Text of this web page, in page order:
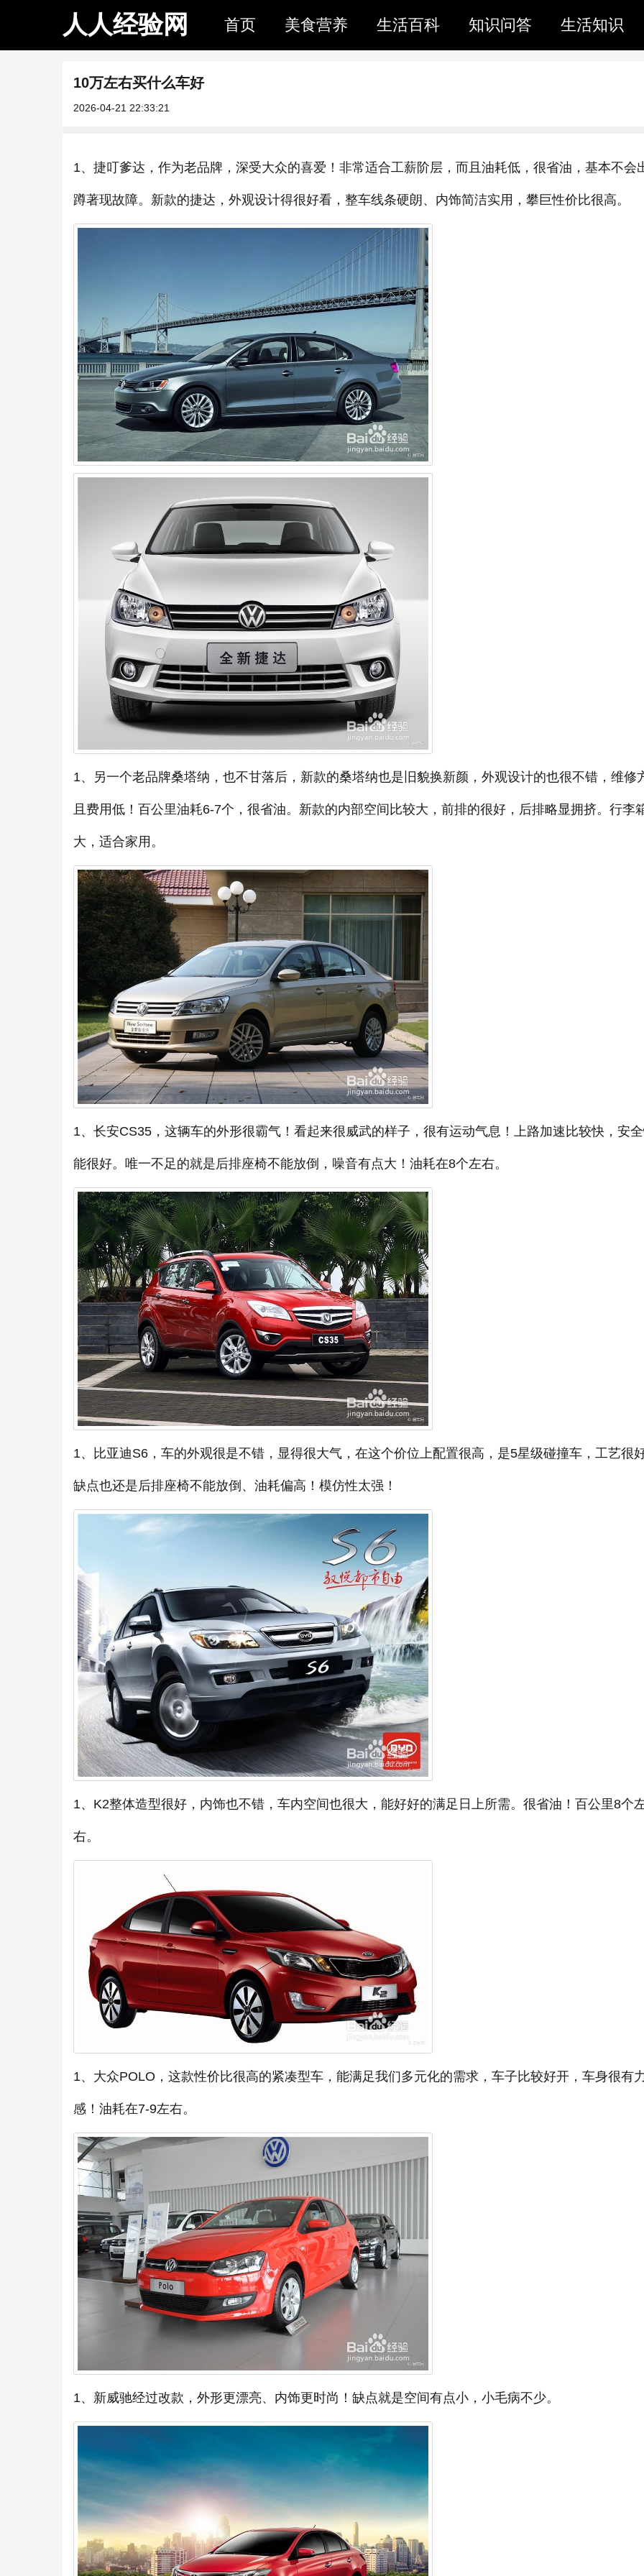
人人经验网 首页 美食营养 生活百科 知识问答 生活知识
10万左右买什么车好
2026-04-21 22:33:21
1、捷叮爹达，作为老品牌，深受大众的喜爱！非常适合工薪阶层，而且油耗低，很省油，基本不会
蹲著现故障。新款的捷达，外观设计得很好看，整车线条硬朗、内饰简洁实用，攀巨性价比很高。
1、另一个老品牌桑塔纳，也不甘落后，新款的桑塔纳也是旧貌换新颜，外观设计的也很不错，维修
且费用低！百公里油耗6-7个，很省油。新款的内部空间比较大，前排的很好，后排略显拥挤。行李
大，适合家用。
1、长安CS35，这辆车的外形很霸气！看起来很威武的样子，很有运动气息！上路加速比较快，安
能很好。唯一不足的就是后排座椅不能放倒，噪音有点大！油耗在8个左右。
1、比亚迪S6，车的外观很是不错，显得很大气，在这个价位上配置很高，是5星级碰撞车，工艺很
缺点也还是后排座椅不能放倒、油耗偏高！模仿性太强！
1、K2整体造型很好，内饰也不错，车内空间也很大，能好好的满足日上所需。很省油！百公里8个
右。
1、大众POLO，这款性价比很高的紧凑型车，能满足我们多元化的需求，车子比较好开，车身很有
感！油耗在7-9左右。
1、新威驰经过改款，外形更漂亮、内饰更时尚！缺点就是空间有点小，小毛病不少。